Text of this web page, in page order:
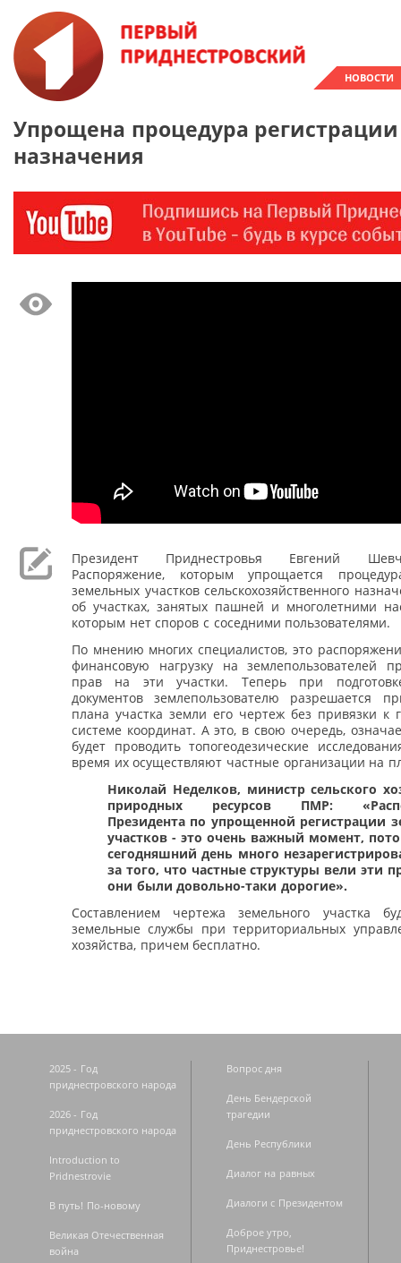
НОВОСТИ
Упрощена процедура
назначения
Президент Приднестровья Евгений
Распоряжение, которым упрощается
земельных участков сельскохозяйственного
об участках, занятых пашней и многолетними
которым нет споров с соседними пользователями.
По мнению многих специалистов, это
финансовую нагрузку на землепользователей
прав на эти участки. Теперь при
документов землепользователю разрешается
плана участка земли его чертеж без привязки к
системе координат. А это, в свою очередь,
будет проводить топогеодезические
время их осуществляют частные организации на
Николай Неделков, министр сельского
природных ресурсов ПМР:
Президента по упрощенной регистрации
участков - это очень важный момент,
сегодняшний день много
за того, что частные структуры вели эти
они были довольно-таки дорогие».
Составлением чертежа земельного участка
земельные службы при территориальных
хозяйства, причем бесплатно.
2025 - Год
приднестровского народа
2026 - Год
приднестровского народа
Introduction to
Pridnestrovie
В путь! По-новому
Великая Отечественная
война
Вопрос дня
День Бендерской
трагедии
День Республики
Диалог на равных
Диалоги с Президентом
Доброе утро,
Приднестровье!